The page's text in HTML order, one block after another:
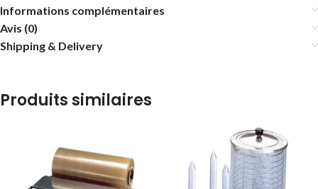
Informations complémentaires
Avis (0)
Shipping & Delivery
Produits similaires